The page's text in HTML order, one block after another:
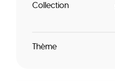
Collection
Thème